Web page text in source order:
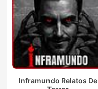
Inframundo Relatos De